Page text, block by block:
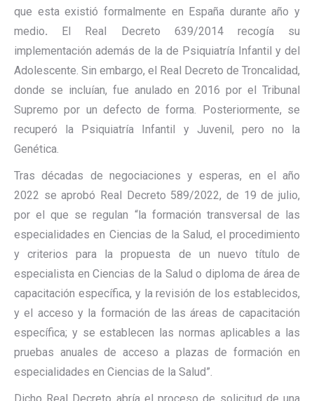
que esta existió formalmente en España durante año y
medio. El Real Decreto 639/2014 recogía su
implementación además de la de Psiquiatría Infantil y del
Adolescente. Sin embargo, el Real Decreto de Troncalidad,
donde se incluían, fue anulado en 2016 por el Tribunal
Supremo por un defecto de forma. Posteriormente, se
recuperó la Psiquiatría Infantil y Juvenil, pero no la
Genética.
Tras décadas de negociaciones y esperas, en el año
2022 se aprobó Real Decreto 589/2022, de 19 de julio,
por el que se regulan “la formación transversal de las
especialidades en Ciencias de la Salud, el procedimiento
y criterios para la propuesta de un nuevo título de
especialista en Ciencias de la Salud o diploma de área de
capacitación específica, y la revisión de los establecidos,
y el acceso y la formación de las áreas de capacitación
específica; y se establecen las normas aplicables a las
pruebas anuales de acceso a plazas de formación en
especialidades en Ciencias de la Salud”.